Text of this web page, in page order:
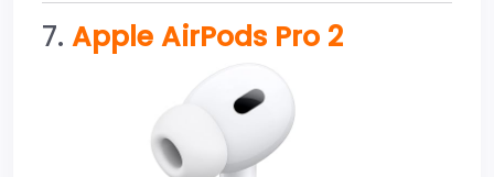
7. Apple AirPods Pro 2